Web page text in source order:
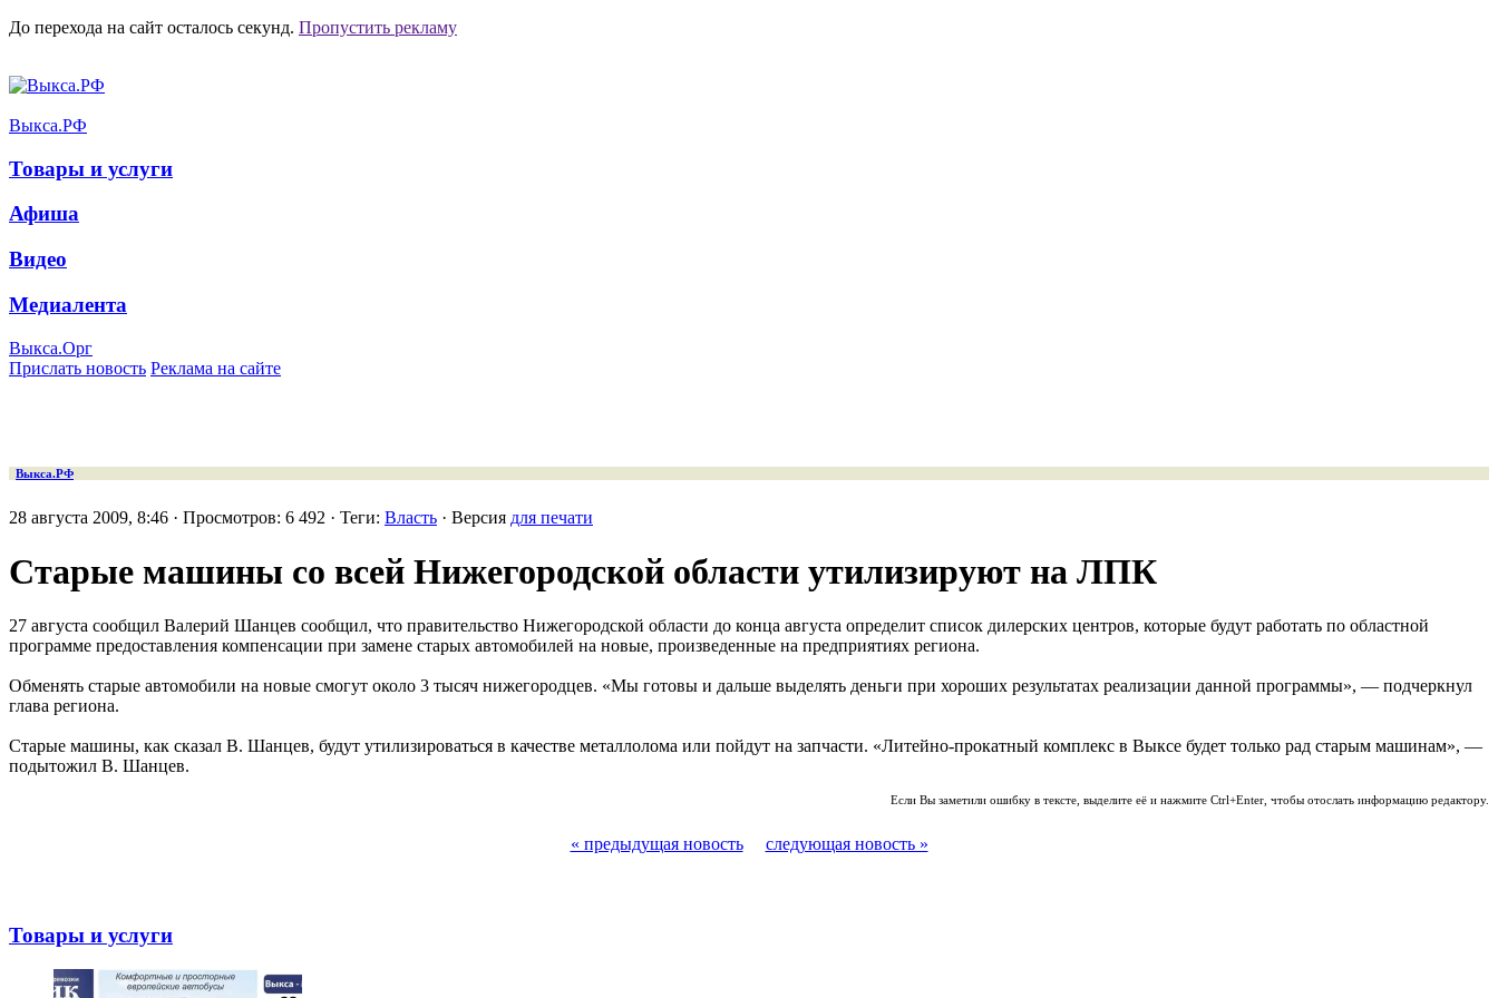
До перехода на сайт осталось секунд. Пропустить рекламу
Выкса.РФ
Товары и услуги
Афиша
Видео
Медиалента
Выкса.Орг
Прислать новость Реклама на сайте
Выкса.РФ
28 августа 2009, 8:46 · Просмотров: 6 492 · Теги: Власть · Версия для печати
Старые машины со всей Нижегородской области утилизируют на ЛПК
27 августа сообщил Валерий Шанцев сообщил, что правительство Нижегородской области до конца августа определит список дилерских центров, которые будут работать по областной
программе предоставления компенсации при замене старых автомобилей на новые, произведенные на предприятиях региона.
Обменять старые автомобили на новые смогут около 3 тысяч нижегородцев. «Мы готовы и дальше выделять деньги при хороших результатах реализации данной программы», — подчеркнул
глава региона.
Старые машины, как сказал В. Шанцев, будут утилизироваться в качестве металлолома или пойдут на запчасти. «Литейно-прокатный комплекс в Выксе будет только рад старым машинам», —
подытожил В. Шанцев.
Если Вы заметили ошибку в тексте, выделите её и нажмите Ctrl+Enter, чтобы отослать информацию редактору.
« предыдущая новость следующая новость »
Товары и услуги